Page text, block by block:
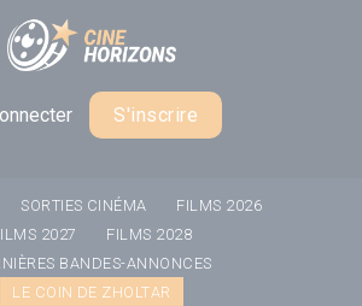
S'inscrire
SORTIES CINÉMA
FILMS 2026
2027
FILMS 2028
BANDES-ANNONCES
LE COIN DE ZHOLTAR
cookies